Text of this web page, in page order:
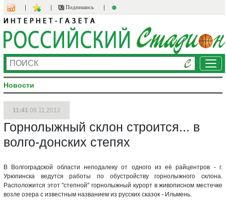
Подпишись
Новости
11:41 08.11.2012
Горнолыжный склон строится... в
волго-донских степях
В Волгоградской области неподалеку от одного из её райцентров - г.
Урюпинска ведутся работы по обустройству горнолыжного склона.
Расположится этот "степной" горнолыжный курорт в живописном местечке
возле озера с известным названием из русских сказок - Ильмень.